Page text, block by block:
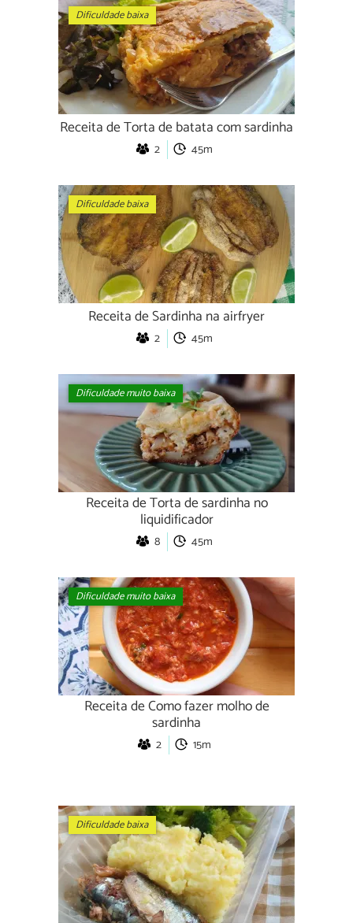
Dificuldade baixa
Receita de Torta de batata com sardinha
2 45m
Dificuldade baixa
Receita de Sardinha na airfryer
2 45m
Dificuldade muito baixa
Receita de Torta de sardinha no
liquidificador
8 45m
Dificuldade muito baixa
Receita de Como fazer molho de
sardinha
2 15m
Dificuldade baixa